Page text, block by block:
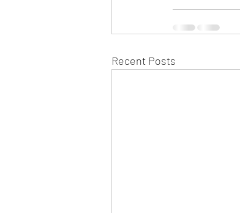
Recent Posts